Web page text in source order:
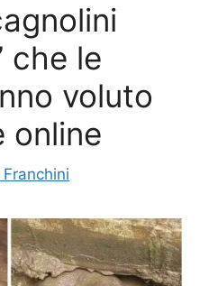
che le
voluto
online
Franchini